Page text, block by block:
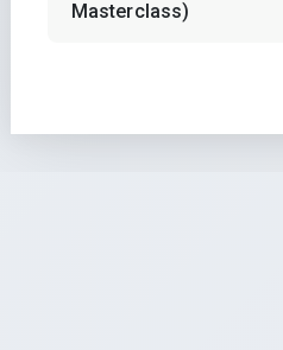
Masterclass)